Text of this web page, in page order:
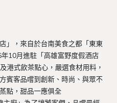
」，來自於台南美食之都「東東
10月進駐「高雄富野度假酒店
港式飲茶點心，嚴選食材用料，
賓客品嚐到創新、時尚、與眾不
點，甜品一應俱全